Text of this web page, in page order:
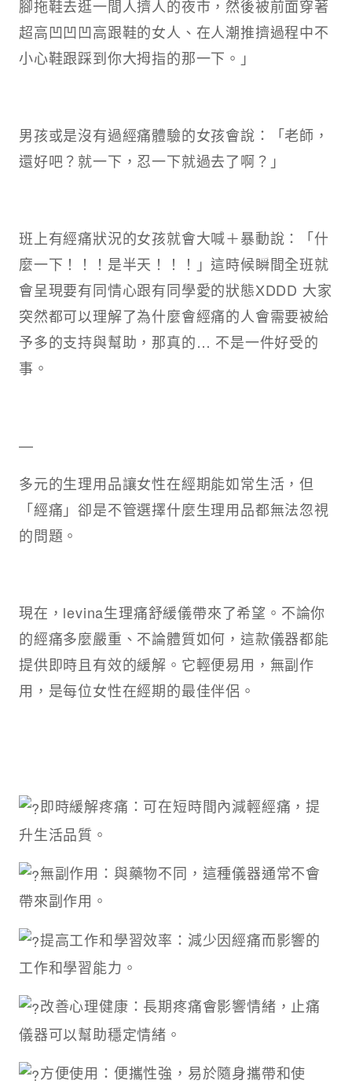
腳拖鞋去逛一間人擠人的夜市，然後被前面穿著
超高凹凹凹高跟鞋的女人、在人潮推擠過程中不
小心鞋跟踩到你大拇指的那一下。」
男孩或是沒有過經痛體驗的女孩會說：「老師，
還好吧？就一下，忍一下就過去了啊？」
班上有經痛狀況的女孩就會大喊＋暴動說：「什
麼一下！！！是半天！！！」這時候瞬間全班就
會呈現要有同情心跟有同學愛的狀態XDDD 大家
突然都可以理解了為什麼會經痛的人會需要被給
予多的支持與幫助，那真的… 不是一件好受的
事。
—
多元的生理用品讓女性在經期能如常生活，但
「經痛」卻是不管選擇什麼生理用品都無法忽視
的問題。
現在，levina生理痛舒緩儀帶來了希望。不論你
的經痛多麼嚴重、不論體質如何，這款儀器都能
提供即時且有效的緩解。它輕便易用，無副作
用，是每位女性在經期的最佳伴侶。
即時緩解疼痛：可在短時間內減輕經痛，提
升生活品質。
無副作用：與藥物不同，這種儀器通常不會
帶來副作用。
提高工作和學習效率：減少因經痛而影響的
工作和學習能力。
改善心理健康：長期疼痛會影響情緒，止痛
儀器可以幫助穩定情緒。
方便使用：便攜性強，易於隨身攜帶和使